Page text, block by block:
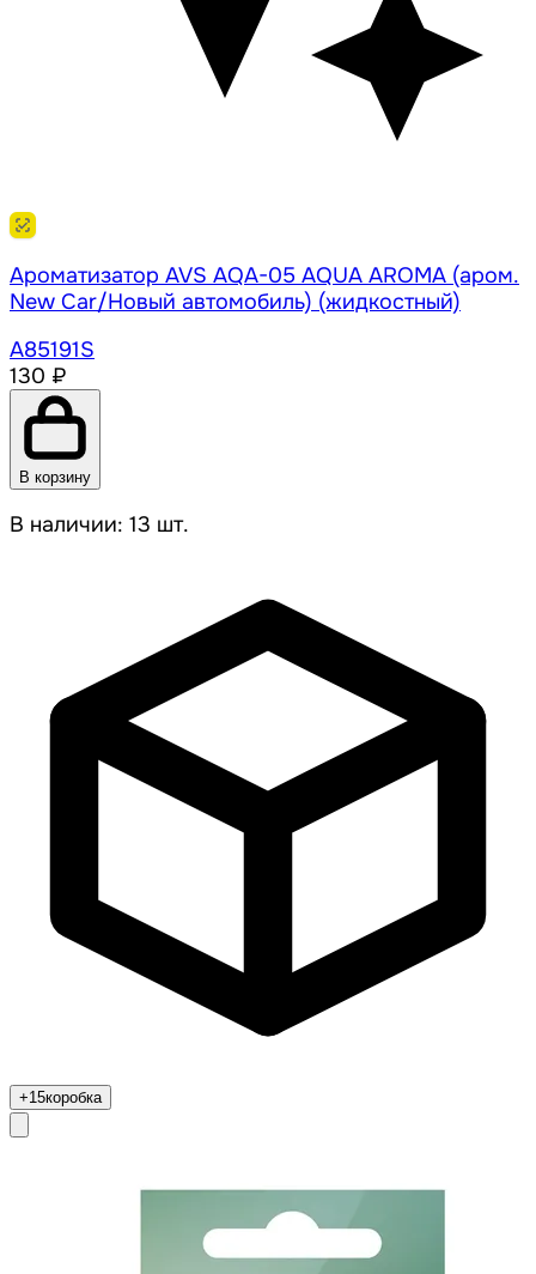
Ароматизатор AVS AQA-05 AQUA AROMA (аром.
New Сar/Новый автомобиль) (жидкостный)
A85191S
130 ₽
В корзину
В наличии: 13 шт.
+15коробка